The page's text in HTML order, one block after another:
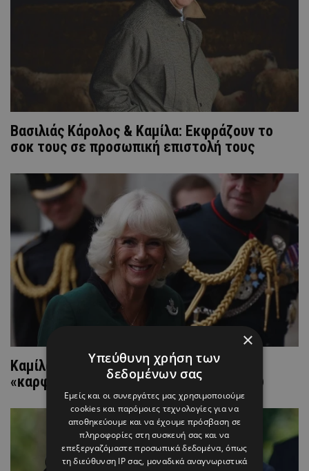
Βασιλιάς Κάρολος & Καμίλα: Εκφράζουν το
σοκ τους σε προσωπική επιστολή τους
Καμίλα: Εφιάλτης στον αέρα - Πουλί
«καρφώθηκε» στη μύτη του αεροπλάνου
×
Υπεύθυνη χρήση των
δεδομένων σας
Εμείς και οι συνεργάτες μας χρησιμοποιούμε
cookies και παρόμοιες τεχνολογίες για να
αποθηκεύουμε και να έχουμε πρόσβαση σε
πληροφορίες στη συσκευή σας και να
επεξεργαζόμαστε προσωπικά δεδομένα, όπως
τη διεύθυνση IP σας, μοναδικά αναγνωριστικά